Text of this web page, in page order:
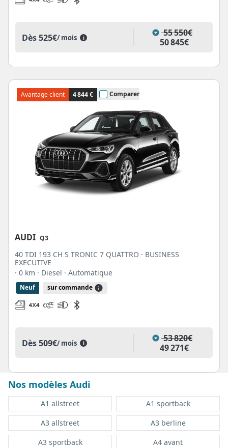
Dès525€/ mois i
55 550€
50 845€
Avantage client 4 844 € Comparer
AUDI Q3
40 TDI 193 CH S TRONIC 7 QUATTRO · BUSINESS
EXECUTIVE
· 0 km · Diesel · Automatique
Neuf sur commande
Dès509€/ mois i
53 820€
49 271€
Nos modèles Audi
A1 allstreet
A1 sportback
A3 allstreet
A3 berline
A3 sportback
A4 avant